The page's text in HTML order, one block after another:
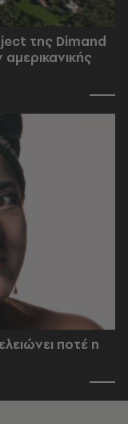
της Dimand
ποτέ η